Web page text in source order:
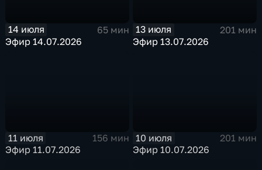
14 июля
65 мин
Эфир 14.07.2026
13 июля
201 мин
Эфир 13.07.2026
11 июля
156 мин
Эфир 11.07.2026
10 июля
201 мин
Эфир 10.07.2026